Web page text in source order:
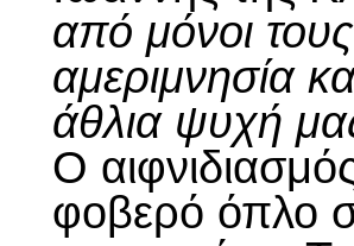
από μόνοι
αμεριμνησία
άθλια ψυχή
Ο
φοβερό όπλο